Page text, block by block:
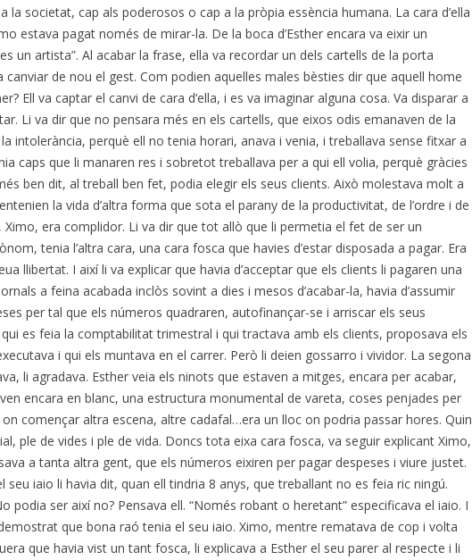
la societat, cap als poderosos o cap a la pròpia essència humana. La cara d’ella
estava pagat només de mirar-la. De la boca d’Esther encara va eixir un
un artista”. Al acabar la frase, ella va recordar un dels cartells de la porta
canviar de nou el gest. Com podien aquelles males bèsties dir que aquell home
Ell va captar el canvi de cara d’ella, i es va imaginar alguna cosa. Va disparar a
Li va dir que no pensara més en els cartells, que eixos odis emanaven de la
intolerància, perquè ell no tenia horari, anava i venia, i treballava sense fitxar a
caps que li manaren res i sobretot treballava per a qui ell volia, perquè gràcies
ben dit, al treball ben fet, podia elegir els seus clients. Això molestava molt a
la vida d’altra forma que sota el parany de la productivitat, de l’ordre i de
Ximo, era complidor. Li va dir que tot allò que li permetia el fet de ser un
tenia l’altra cara, una cara fosca que havies d’estar disposada a pagar. Era
llibertat. I així li va explicar que havia d’acceptar que els clients li pagaren una
a feina acabada inclòs sovint a dies i mesos d’acabar-la, havia d’assumir
per tal que els números quadraren, autofinançar-se i arriscar els seus
qui es feia la comptabilitat trimestral i qui tractava amb els clients, proposava els
i qui els muntava en el carrer. Però li deien gossarro i vividor. La segona
li agradava. Esther veia els ninots que estaven a mitges, encara per acabar,
encara en blanc, una estructura monumental de vareta, coses penjades per
començar altra escena, altre cadafal…era un lloc on podria passar hores. Quin
ple de vides i ple de vida. Doncs tota eixa cara fosca, va seguir explicant Ximo,
a tanta altra gent, que els números eixiren per pagar despeses i viure justet.
seu iaio li havia dit, quan ell tindria 8 anys, que treballant no es feia ric ningú.
podia ser així no? Pensava ell. “Només robant o heretant” especificava el iaio. I
que bona raó tenia el seu iaio. Ximo, mentre rematava de cop i volta
que havia vist un tant fosca, li explicava a Esther el seu parer al respecte i li